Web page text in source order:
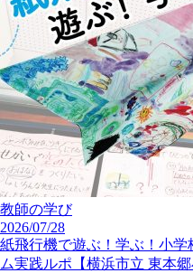
教師の学び
2026/07/28
紙飛行機で遊ぶ！学ぶ！小
ム実践ルポ【横浜市立 東本